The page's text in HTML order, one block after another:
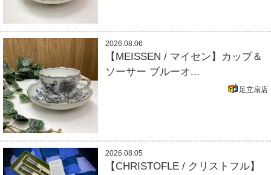
2026.08.06
【MEISSEN / マイセン】カップ＆
ソーサー ブルーオ...
足立扇店
2026.08.05
【CHRISTOFLE / クリストフル】